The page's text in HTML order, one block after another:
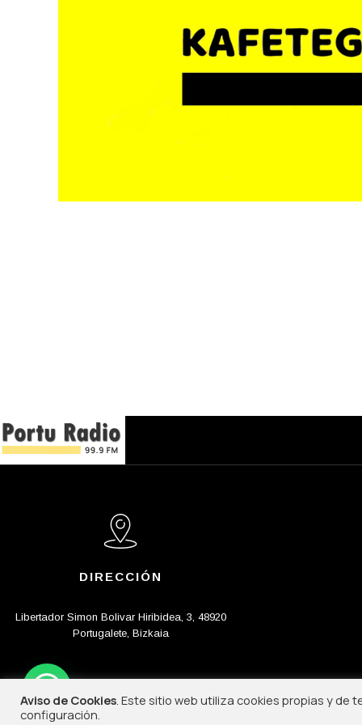
DIRECCIÓN
Libertador Simon Bolivar Hiribidea, 3, 48920
Portugalete, Bizkaia
Aviso de Cookies . Este sitio web utiliza cookies propias y
configuración.